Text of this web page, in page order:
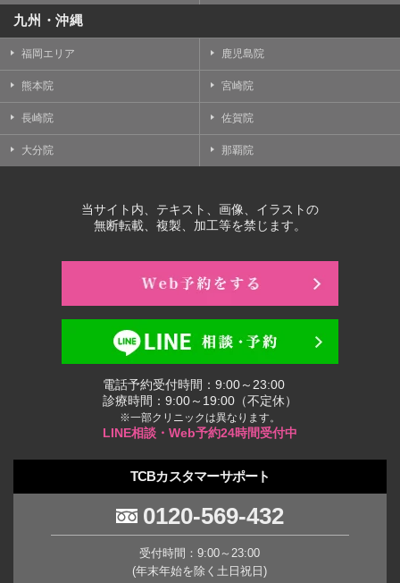
九州・沖縄
福岡エリア 鹿児島院
熊本院 宮崎院
長崎院 佐賀院
大分院 那覇院
当サイト内、テキスト、画像、イラストの
無断転載、複製、加工等を禁じます。
電話予約受付時間：9:00～23:00
診療時間：9:00～19:00（不定休）
※一部クリニックは異なります。
LINE相談・Web予約24時間受付中
TCBカスタマーサポート
0120-569-432
受付時間：9:00～23:00
(年末年始を除く土日祝日)